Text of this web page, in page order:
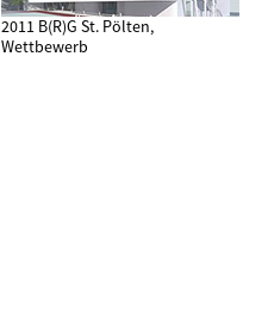
2011 B(R)G St. Pölten,
Wettbewerb